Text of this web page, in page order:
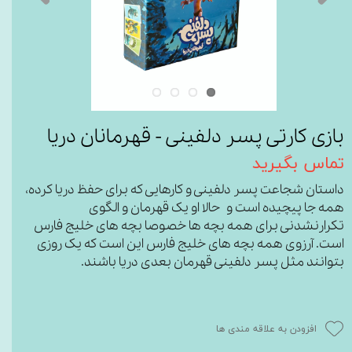
بازی کارتی پسر دلفینی - قهرمانان دریا
تماس بگیرید
داستان شجاعت پسر دلفینی و کارهایی که برای حفظ دریا کرده،
همه جا پیچیده است و حالا او یک قهرمان و الگوی
تکرارنشدنی برای همه بچه ها خصوصا بچه های خلیج فارس
است. آرزوی همه بچه های خلیج فارس این است که یک روزی
بتوانند مثل پسر دلفینی قهرمان بعدی دریا باشند.
افزودن به علاقه مندی ها